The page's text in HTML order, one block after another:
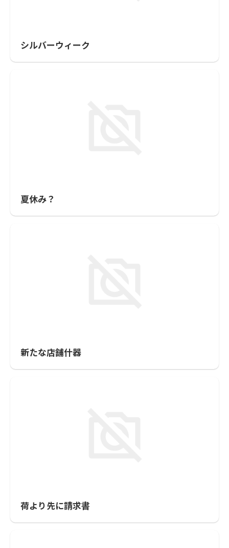
シルバーウィーク
夏休み？
新たな店舗什器
荷より先に請求書